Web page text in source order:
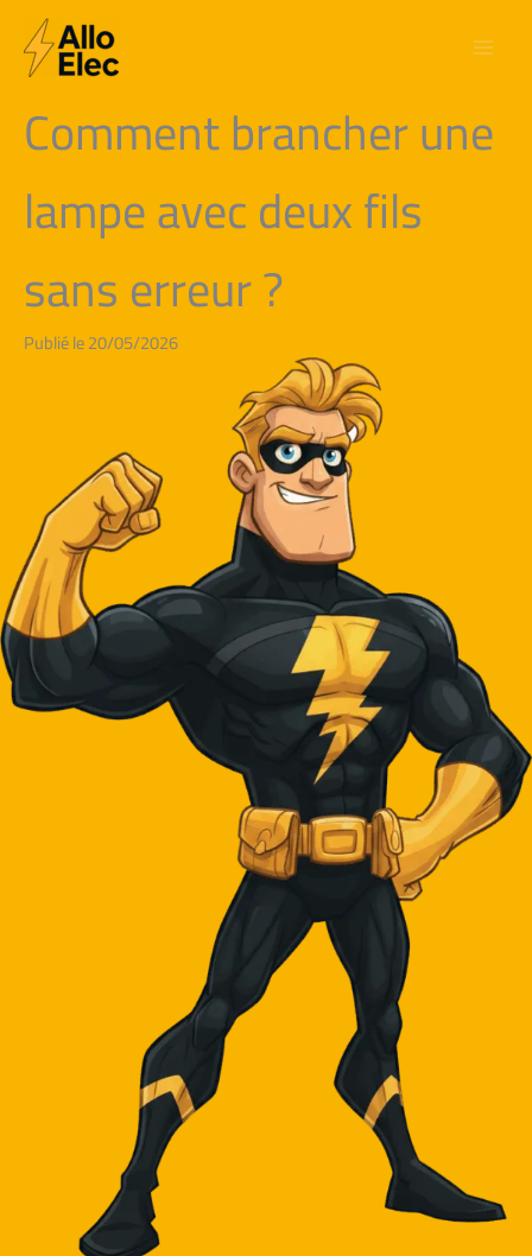
contenu
Comment brancher une
lampe avec deux fils
sans erreur ?
Publié le 20/05/2026